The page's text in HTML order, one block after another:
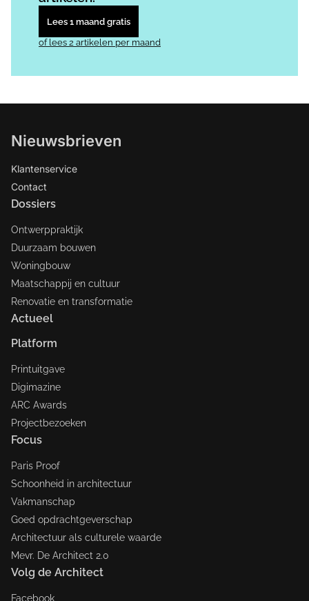
Lees 1 maand gratis
of lees 2 artikelen per maand
Nieuwsbrieven
Klantenservice
Contact
Dossiers
Ontwerppraktijk
Duurzaam bouwen
Woningbouw
Maatschappij en cultuur
Renovatie en transformatie
Actueel
Platform
Printuitgave
Digimazine
ARC Awards
Projectbezoeken
Focus
Paris Proof
Schoonheid in architectuur
Vakmanschap
Goed opdrachtgeverschap
Architectuur als culturele waarde
Mevr. De Architect 2.0
Volg de Architect
Facebook